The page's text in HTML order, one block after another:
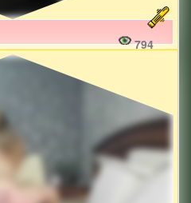
794